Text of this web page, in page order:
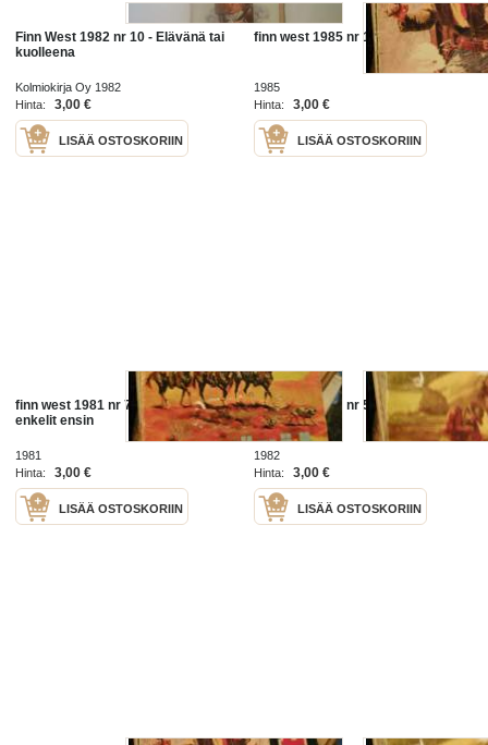
Finn West 1982 nr 10 - Elävänä tai
kuolleena
Kolmiokirja Oy 1982
Hinta:
3,00 €
LISÄÄ OSTOSKORIIN
finn west 1985 nr 1 piru merrassa
1985
Hinta:
3,00 €
LISÄÄ OSTOSKORIIN
finn west 1981 nr 7 hirttäkää
enkelit ensin
1981
Hinta:
3,00 €
LISÄÄ OSTOSKORIIN
finn west 1982 nr 5. kirottu kulta
1982
Hinta:
3,00 €
LISÄÄ OSTOSKORIIN